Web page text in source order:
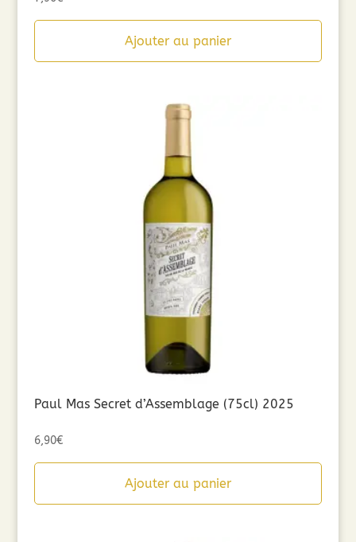
Ajouter au panier
Paul Mas Secret d’Assemblage (75cl) 2025
6,90€
Ajouter au panier